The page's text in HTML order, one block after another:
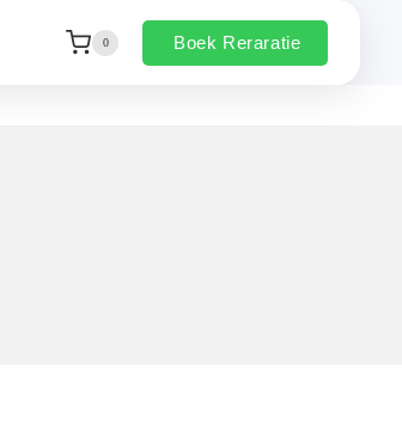
0 Boek Reraratie